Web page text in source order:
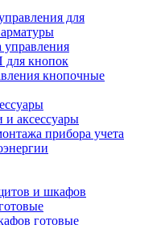
для
управления
для кнопок
кнопочные
и аксессуары
прибора учета
и шкафов
готовые